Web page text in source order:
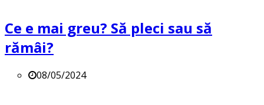
Ce e mai greu? Să pleci sau să
rămâi?
08/05/2024